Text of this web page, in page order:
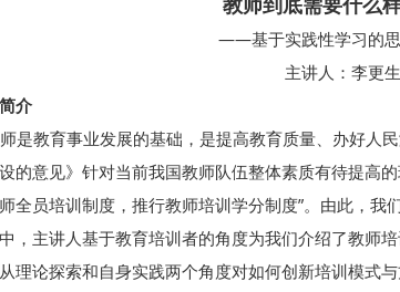
——基于实践性学习的
主讲人：李更生
介
是教育事业发展的基础，是提高教育质量、办好人
的意见》针对当前我国教师队伍整体素质有待提高
全员培训制度，推行教师培训学分制度”。由此，我
，主讲人基于教育培训者的角度为我们介绍了教师
理论探索和自身实践两个角度对如何创新培训模式